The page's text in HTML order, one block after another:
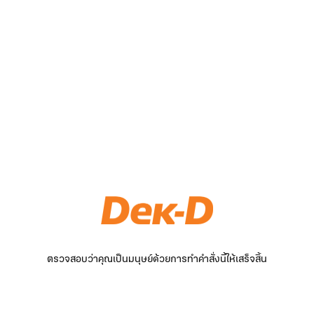
ตรวจสอบว่าคุณเป็นมนุษย์ด้วยการทำคำสั่งนี้ให้เสร็จสิ้น